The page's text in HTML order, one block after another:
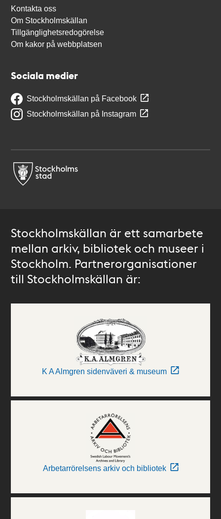
Kontakta oss
Om Stockholmskällan
Tillgänglighetsredogörelse
Om kakor på webbplatsen
Sociala medier
Stockholmskällan på Facebook
Stockholmskällan på Instagram
Stockholmskällan är ett samarbete
mellan arkiv, bibliotek och museer i
Stockholm. Partnerorganisationer
till Stockholmskällan är:
K A Almgren sidenväveri & museum
Arbetarrörelsens arkiv och bibliotek